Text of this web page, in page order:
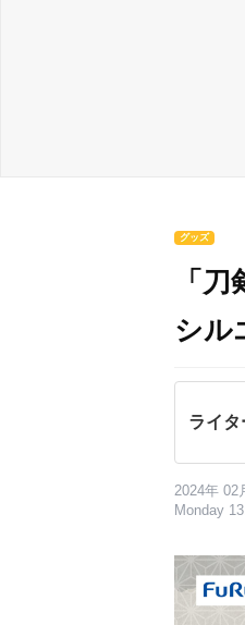
グッズ
「
シル
ライ
2024年 02
Monday